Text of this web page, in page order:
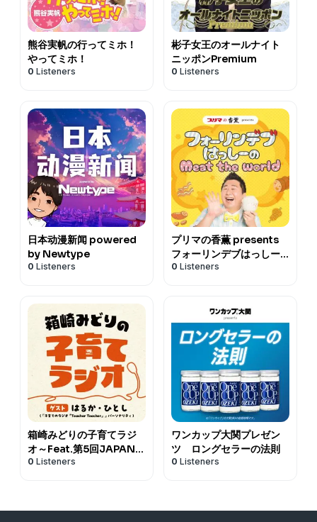
熊谷実帆の行ってミホ！
やってミホ！
0 Listeners
彬子女王のオールナイト
ニッポンPremium
0 Listeners
日本动漫新闻 powered
by Newtype
0 Listeners
プリマの香薫 presents
フォーリンデブはっしー
のMeat the world
0 Listeners
箱崎みどりの子育てラジ
オ～Feat.第5回JAPAN
PODCAST AWARDS大
0 Listeners
ワンカップ大関プレゼン
ツ ロングセラーの法則
0 Listeners